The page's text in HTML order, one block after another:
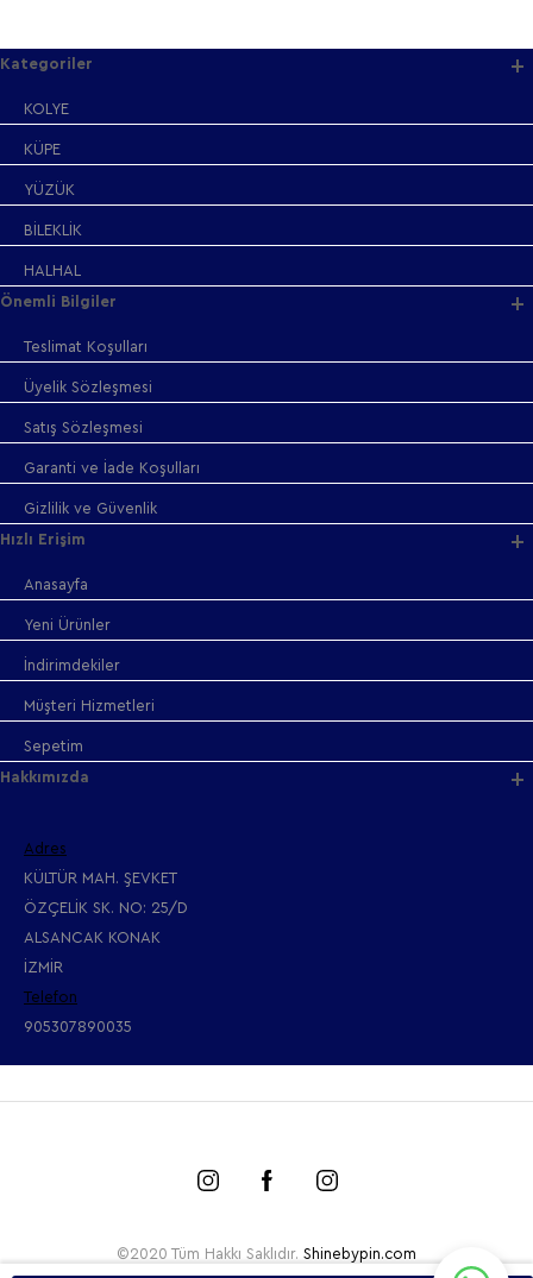
Kategoriler
KOLYE
KÜPE
YÜZÜK
BİLEKLİK
HALHAL
Önemli Bilgiler
Teslimat Koşulları
Üyelik Sözleşmesi
Satış Sözleşmesi
Garanti ve İade Koşulları
Gizlilik ve Güvenlik
Hızlı Erişim
Anasayfa
Yeni Ürünler
İndirimdekiler
Müşteri Hizmetleri
Sepetim
Hakkımızda
Adres
KÜLTÜR MAH. ŞEVKET
ÖZÇELİK SK. NO: 25/D
ALSANCAK KONAK
İZMİR
Telefon
905307890035
©2020 Tüm Hakkı Saklıdır. Shinebypin.com